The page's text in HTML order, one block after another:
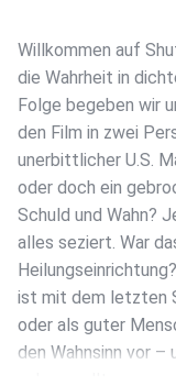
Willkommen auf
die Wahrheit in
Folge begeben wir
den Film in zwei
unerbittlicher U.S.
oder doch ein
Schuld und Wahn?
alles seziert. War
ist mit dem letzten
oder als guter
den Wahnsinn vor